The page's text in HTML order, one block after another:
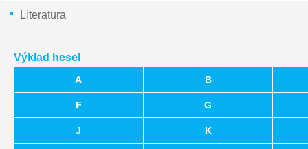
Literatura
Výklad hesel
A B
F G
J K